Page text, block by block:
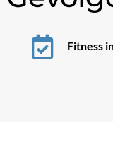
 Fitness